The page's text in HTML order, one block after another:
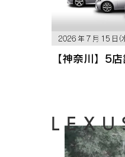
【神奈川】5